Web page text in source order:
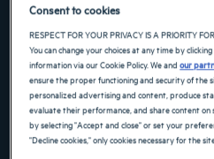
Navigate forward to interact with the
ZNAJDŹ
Dodaj specjalny kod
Consent to cookies
RESPECT FOR YOUR PRIVACY IS A PRIORITY
You can change your choices at any time by
information via our Cookie Policy. We andour
ensure the proper functioning and security of the
personalized advertising and content, produce
evaluate their performance, and share content on
by selecting "Accept and close" or set your
"Decline cookies," only cookies necessary for the